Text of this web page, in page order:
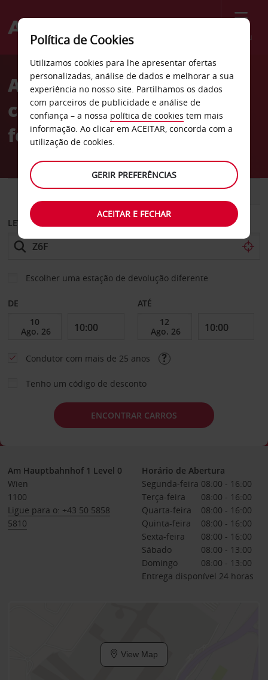
Menu
Welcome
AvisAluguer de
carros Avis Estação
ferroviária de Viena
CARRO COMERCIAIS
LEVANTAR EM
Escolher uma estação de devolução diferente
DE ATÉ
Condutor com mais de 25 anos
Tenho um código de desconto
ENCONTRAR CARROS
Am Hauptbahnhof 1 Level 0
Wien
1100
Ligue para o: +43 50 5858
5810
Horário de Abertura
Segunda-feira 08:00 - 16:00
Terça-feira
08:00 - 16:00
Quarta-feira
08:00 - 16:00
Quinta-feira
08:00 - 16:00
Sexta-feira
08:00 - 16:00
Sábado
08:00 - 13:00
Domingo
08:00 - 13:00
Entrega disponível 24 horas
View Map
Política de Cookies
Utilizamos cookies para lhe apresentar ofertas
personalizadas, análise de dados e melhorar a sua
experiência no nosso site. Partilhamos os dados
com parceiros de publicidade e análise de
confiança – a nossa política de cookies tem mais
informação. Ao clicar em ACEITAR, concorda com a
utilização de cookies.
GERIR PREFERÊNCIAS
ACEITAR E FECHAR